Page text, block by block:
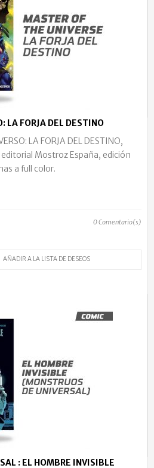
LA FORJA DEL DESTINO
LA FORJA DEL DESTINO,
Mostroz España, edición
a full color.
0Comentario(s)
AÑADIR A LA LISTA DE DESEOS
: EL HOMBRE INVISIBLE